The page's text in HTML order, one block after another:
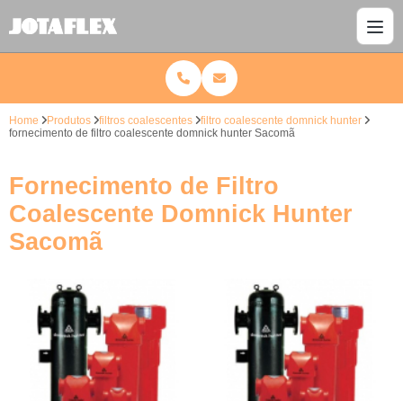
Home Produtos filtros coalescentes
filtro coalescente domnick hunter
fornecimento de filtro coalescente domnick hunter Sacomã
Fornecimento de Filtro
Coalescente Domnick Hunter
Sacomã